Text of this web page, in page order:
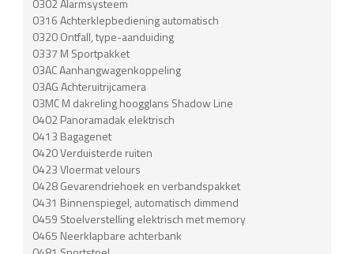
0316 Achterklepbediening automatisch
0320 Ontfall, type-aanduiding
0337 M Sportpakket
03AC Aanhangwagenkoppeling
03AG Achteruitrijcamera
03MC M dakreling hoogglans Shadow Line
0402 Panoramadak elektrisch
0413 Bagagenet
0420 Verduisterde ruiten
0423 Vloermat velours
0428 Gevarendriehoek en verbandspakket
0431 Binnenspiegel, automatisch dimmend
0459 Stoelverstelling elektrisch met memory
0465 Neerklapbare achterbank